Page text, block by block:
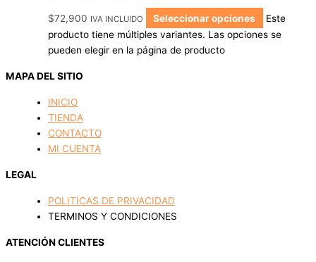
$72,900 IVA INCLUIDO Seleccionar opciones
Este
producto tiene múltiples variantes. Las opciones se
pueden elegir en la página de producto
MAPA DEL SITIO
INICIO
TIENDA
CONTACTO
MI CUENTA
LEGAL
POLITICAS DE PRIVACIDAD
TERMINOS Y CONDICIONES
ATENCIÓN CLIENTES